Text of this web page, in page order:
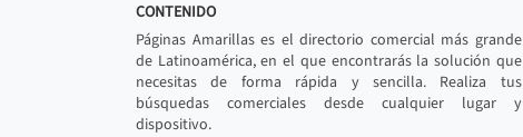
CONTENIDO
Páginas Amarillas es el directorio comercial más grande
de Latinoamérica, en el que encontrarás la solución que
necesitas de forma rápida y sencilla. Realiza tus
búsquedas comerciales desde cualquier lugar y
dispositivo.